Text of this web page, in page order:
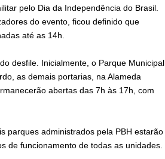
pelo Dia da Independência do Brasil.
do evento, ficou definido que
até as 14h.
desfile. Inicialmente, o Parque Municipal
as demais portarias, na Alameda
abertas das 7h às 17h, com
parques administrados pela PBH estarão
de funcionamento de todas as unidades.